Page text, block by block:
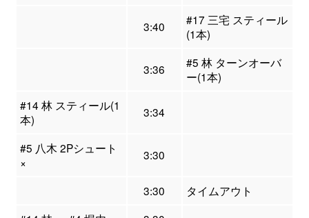
3:40
#17 三宅 スティール
(1本)
3:36
#5 林 ターンオーバ
ー(1本)
#14 林 スティール(1
本)
3:34
#5 八木 2Pシュート
×
3:30
3:30
タイムアウト